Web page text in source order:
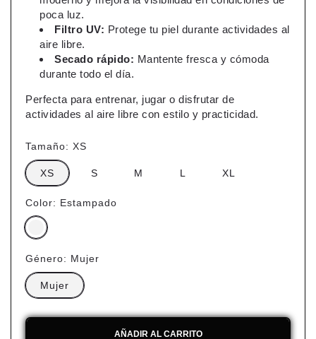
poca luz.
Filtro UV: Protege tu piel durante actividades al
aire libre.
Secado rápido: Mantente fresca y cómoda
durante todo el día.
Perfecta para entrenar, jugar o disfrutar de
actividades al aire libre con estilo y practicidad.
Tamaño: XS
XS S M L XL
Color: Estampado
Género: Mujer
Mujer
AÑADIR AL CARRITO